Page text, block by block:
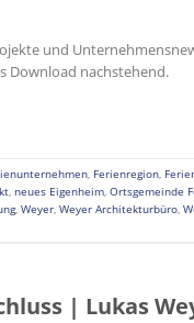
und
Download nachstehend.
Ferienregion
neues Eigenheim Ortsgemeinde
, Weyer Weyer Architekturbüro
| Lukas